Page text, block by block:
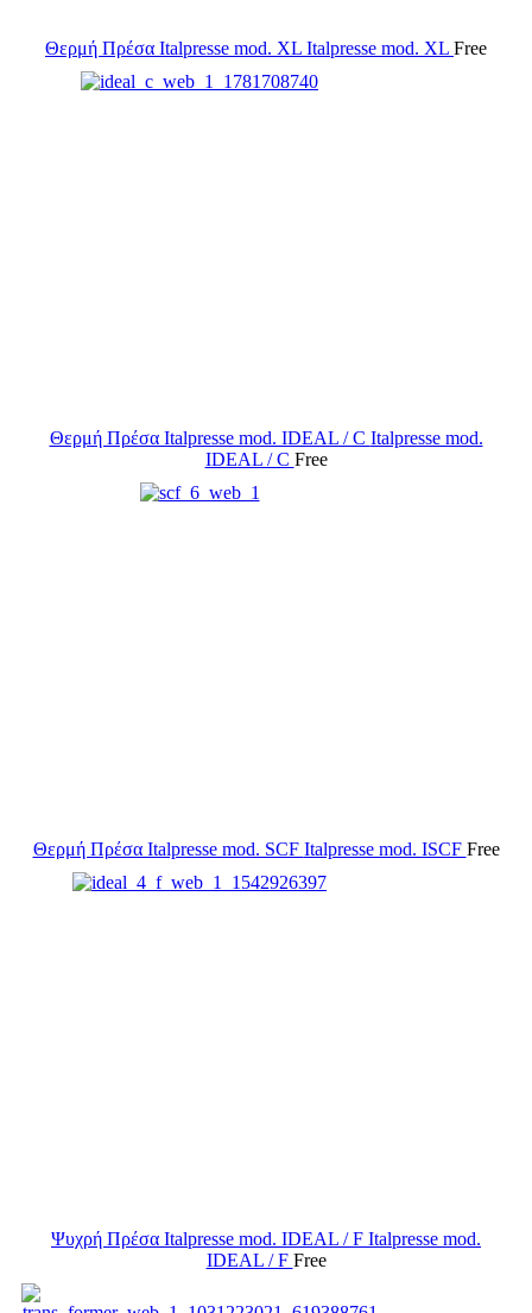
Θερμή Πρέσα Italpresse mod. XL Italpresse mod. XL Free
Θερμή Πρέσα Italpresse mod. IDEAL / C Italpresse mod.
IDEAL / C Free
Θερμή Πρέσα Italpresse mod. SCF Italpresse mod. ISCF Free
Ψυχρή Πρέσα Italpresse mod. IDEAL / F Italpresse mod.
IDEAL / F Free